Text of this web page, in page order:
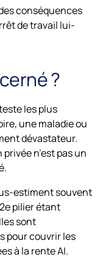
conséquences
de travail lui-
?
les plus
une maladie ou
dévastateur.
n’est pas un
estiment souvent
pilier étant
sont
pour couvrir les
à la rente AI.